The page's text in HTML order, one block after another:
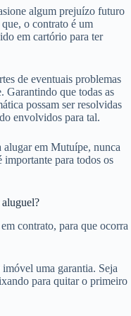
algum prejuízo futuro
o contrato é um
em cartório para ter
de eventuais problemas
Garantindo que todas as
possam ser resolvidas
envolvidos para tal.
alugar em Mutuípe, nunca
importante para todos os
contrato, para que ocorra
uma garantia. Seja
para quitar o primeiro